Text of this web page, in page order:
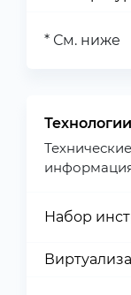
* См. ниже
Набор